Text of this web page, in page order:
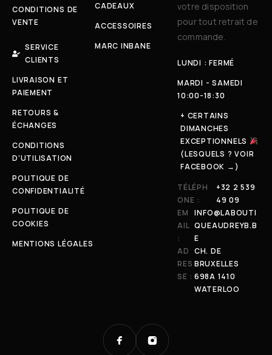
CONDITIONS DE
VENTE
SERVICE
CLIENTS
LIVRAISON ET
PAIEMENT
RETOURS &
ÉCHANGES
CONDITIONS
D'UTILISATION
POLITIQUE DE
CONFIDENTIALITÉ
POLITIQUE DE
COOKIES
MENTIONS LÉGALES
CADEAUX
ACCESSOIRES
MARC INBANE
votre disposition
pour tout retrait de
commande.
LUNDI : FERMÉ
MARDI - SAMEDI
10:00-18:30
+ CERTAINS
DIMANCHES
EXCEPTIONNELS
(LESQUELS ? VOIR
FACEBOOK →)
TÉLÉPH
ONE :
+32 2 539
49 09
EM
AIL
:
INFO@LABOUTI
QUEAUDREYB.B
E
AD
RES
SE :
CH. DE
BRUXELLES
698A 1410
WATERLOO